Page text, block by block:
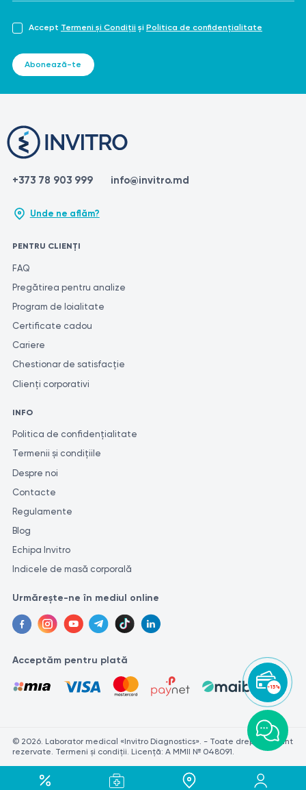
-15%
Accept Termeni și Condiții și Politica de confidențialitate
Abonează-te
+373 78 903 999 info@invitro.md
Unde ne aflăm?
PENTRU CLIENȚI
FAQ
Pregătirea pentru analize
Program de loialitate
Certificate cadou
Cariere
Chestionar de satisfacție
Clienți corporativi
INFO
Politica de confidențialitate
Termenii și condițiile
Despre noi
Contacte
Regulamente
Blog
Echipa Invitro
Indicele de masă corporală
Urmărește-ne în mediul online
Acceptăm pentru plată
© 2026. Laborator medical «Invitro Diagnostics». - Toate drepturile sunt
rezervate. Termeni și condiții. Licență: A MMII № 048091.